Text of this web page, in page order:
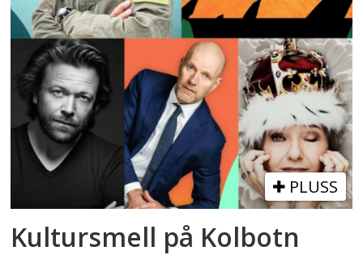
PLUSS
Kultursmell på Kolbotn